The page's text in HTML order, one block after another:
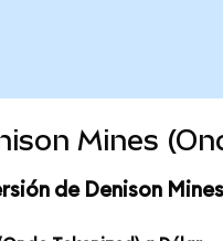
Mines
de Denison